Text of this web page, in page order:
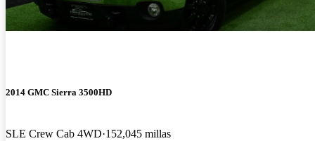
2014 GMC Sierra 3500HD
SLE Crew Cab 4WD 152,045 millas